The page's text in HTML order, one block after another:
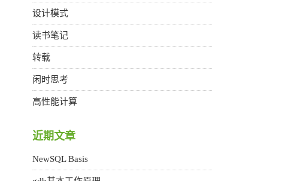
设计模式
读书笔记
转载
闲时思考
高性能计算
近期文章
NewSQL Basis